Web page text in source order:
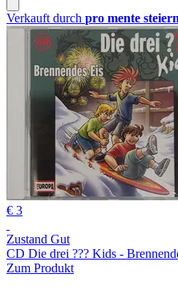
Verkauft durch pro mente
€ 3
Zustand Gut
CD Die drei ??? Kids -
Zum Produkt